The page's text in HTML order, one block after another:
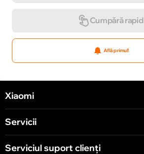
Cumpără rapid
Află primul!
Xiaomi
Servicii
Serviciul suport clienţi